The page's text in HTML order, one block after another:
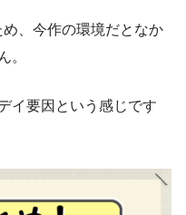
、今作の環境だとなか
。
イ要因という感じです